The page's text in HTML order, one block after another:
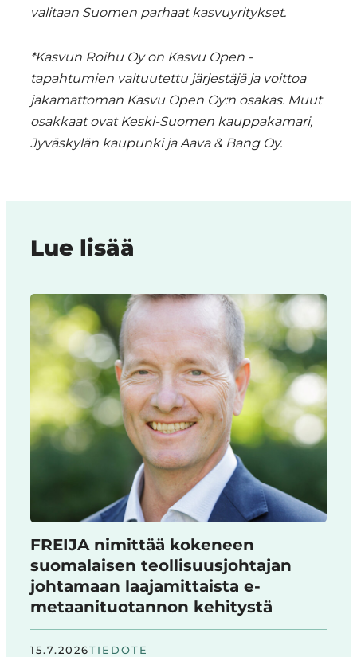
valitaan Suomen parhaat kasvuyritykset.
*Kasvun Roihu Oy on Kasvu Open -
tapahtumien valtuutettu järjestäjä ja voittoa
jakamattoman Kasvu Open Oy:n osakas. Muut
osakkaat ovat Keski-Suomen kauppakamari,
Jyväskylän kaupunki ja Aava & Bang Oy.
Lue lisää
FREIJA nimittää kokeneen
suomalaisen teollisuusjohtajan
johtamaan laajamittaista e-
metaanituotannon kehitystä
15.7.2026TIEDOTE